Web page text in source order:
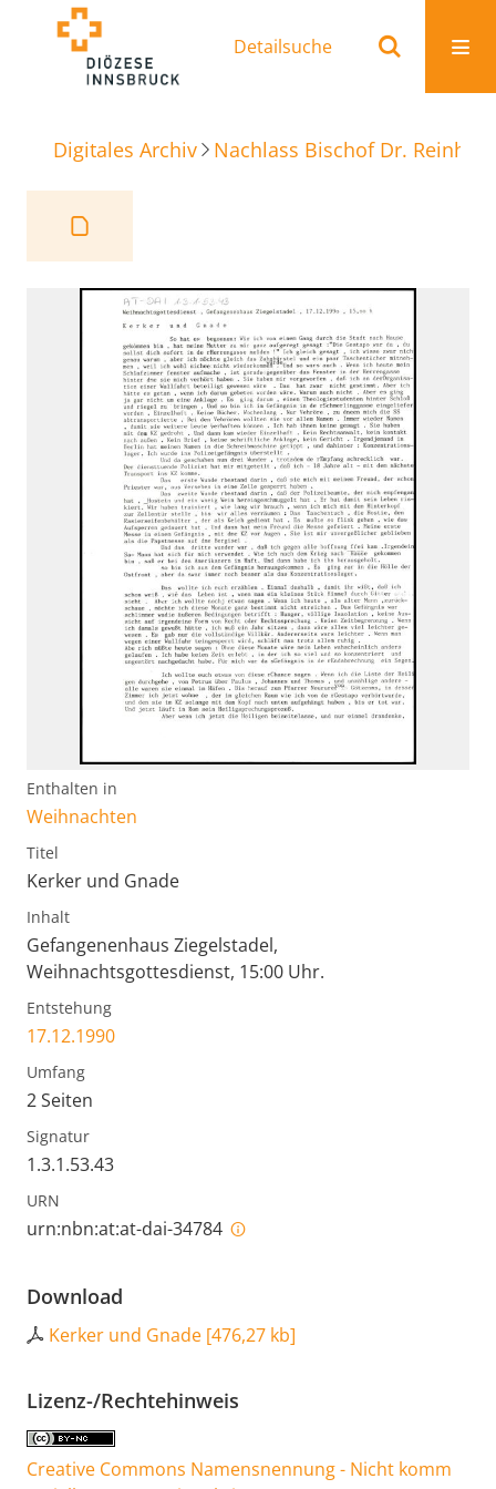
Detailsuche
Digitales Archiv Nachlass Bischof Dr.
Enthalten in
Weihnachten
Titel
Kerker und Gnade
Inhalt
Gefangenenhaus Ziegelstadel,
Weihnachtsgottesdienst, 15:00 Uhr.
Entstehung
17.12.1990
Umfang
2 Seiten
Signatur
1.3.1.53.43
URN
urn:nbn:at:at-dai-34784
Download
Kerker und Gnade [476,27 kb]
Lizenz-/Rechtehinweis
Creative Commons Namensnennung - Nicht komm